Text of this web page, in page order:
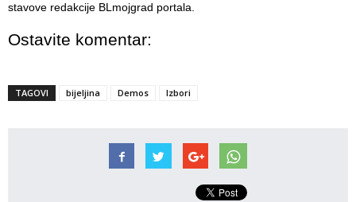
stavove redakcije BLmojgrad portala.
Ostavite komentar:
TAGOVI bijeljina Demos Izbori